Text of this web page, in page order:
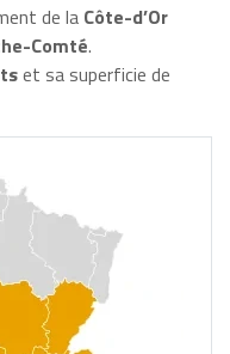
de la Côte-d’Or
Comté.
et sa superficie de